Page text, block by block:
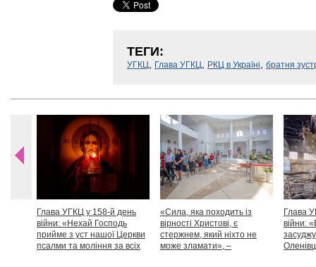
ТЕГИ:
УГКЦ Глава УГКЦ РКЦ в Україні братня
Глава УГКЦ у 158-й день
війни: «Нехай Господь
прийме з уст нашої Церкви
псалми та моління за всіх
«Сила, яка походить із
вірності Христові, є
стержнем, який ніхто не
може зламати», –
Глава
війни: